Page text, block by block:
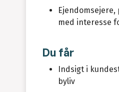
med interesse
Du får
Indsigt i
byliv